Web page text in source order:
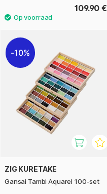
109.90 €
10%
ZIG KURETAKE
Gansai Tambi Aquarel 100-set